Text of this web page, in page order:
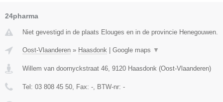
24pharma
Niet gevestigd in de plaats Elouges en in de provincie Henegouwen.
Oost-Vlaanderen » Haasdonk Google maps ▼
Willem van doornyckstraat 46 9120 Haasdonk (Oost-Vlaanderen)
Tel: 03 808 45 50 , Fax: - , BTW-nr: -